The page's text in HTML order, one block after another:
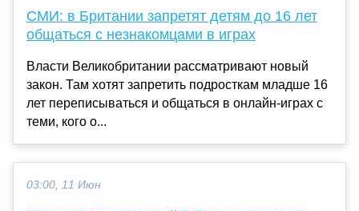
СМИ: в Британии запретят детям до 16 лет
общаться с незнакомцами в играх
Власти Великобритании рассматривают новый
закон. Там хотят запретить подросткам младше 16
лет переписываться и общаться в онлайн-играх с
теми, кого о...
03:00, 11 Июн